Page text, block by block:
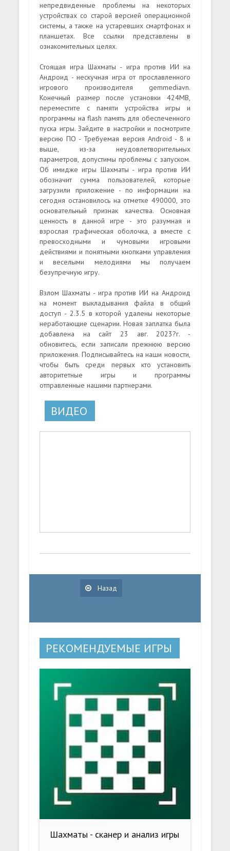
непредвиденные проблемы на некоторых
устройствах со старой версией операционной
системы, а также на устаревших смартфонах и
планшетах. Все ссылки представлены в
ознакомительных целях.
Стоящая игра Шахматы - игра против ИИ на
Андроид - нескучная игра от прославленного
игрового производителя gemmediavn.
Конечный размер после установки 424MB,
переместите с памяти устройства игры и
программы на flash память для обеспеченного
пуска игры. Зайдите в настройки и посмотрите
версию ПО - Требуемая версия Android - 8 и
выше, из-за неудовлетворительных
параметров, допустимы проблемы с запуском.
Об имидже игры Шахматы - игра против ИИ
обозначит сумма пользователей, которые
загрузили приложение - по информации на
сегодня остановилось на отметке 490000, это
основательный признак качества. Основная
ценность в данной игре - это разумная и
взрослая графическая оболочка, а вместе с
превосходными и чумовыми игровыми
действиями и понятными кнопками управления
и веселыми мелодиями мы получаем
безупречную игру.
Взлом Шахматы - игра против ИИ на Андроид
на момент выкладывания файла в общий
доступ - 2.3.5 в которой удалены некоторые
неработающие сценарии. Новая заплатка была
добавлена на сайт 23 авг. 2023?г. -
обновитесь, если записали прежнюю версию
приложения. Подписывайтесь на наши новости,
чтобы быть среди первых кто установить
авторитетные игры и программы
отправленные нашими партнерами.
ВИДЕО
Назад
РЕКОМЕНДУЕМЫЕ ИГРЫ
Шахматы - сканер и анализ игры